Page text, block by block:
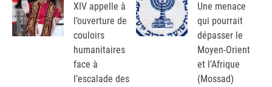
XIV appelle à
l’ouverture de
couloirs
humanitaires
face à
l’escalade des
Une menace
qui pourrait
dépasser le
Moyen-Orient
et l’Afrique
(Mossad)